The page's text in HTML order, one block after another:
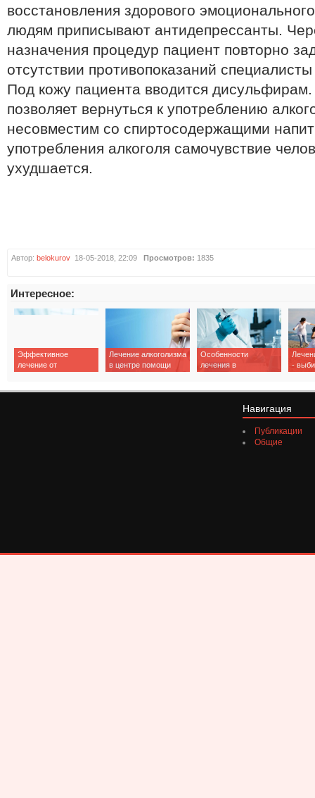
восстановления здорового
людям приписывают антидепрессанты.
назначения процедур пациент повторно
отсутствии противопоказаний
Под кожу пациента вводится
позволяет вернуться к употреблению
несовместим со спиртосодержащими
употребления алкоголя самочувствие
ухудшается.
Автор: belokurov 18-05-2018, 22:09 Просмотров: 1835
Интересное:
Эффективное
лечение от
Лечение алкоголизма
в центре помощи
Особенности
лечения в
-
Навигация
Публикации
Общие